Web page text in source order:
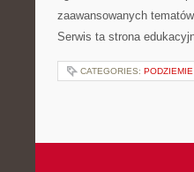
zaawansowanych
Serwis ta strona
CATEGORIES: